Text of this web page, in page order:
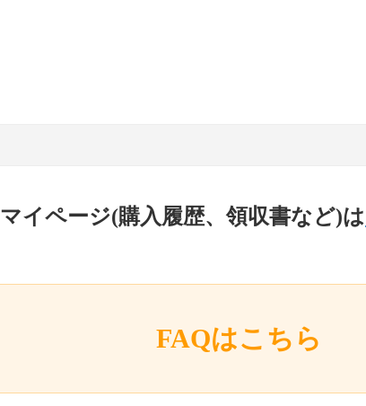
マイページ(購入履歴、領収書など)は
FAQはこちら